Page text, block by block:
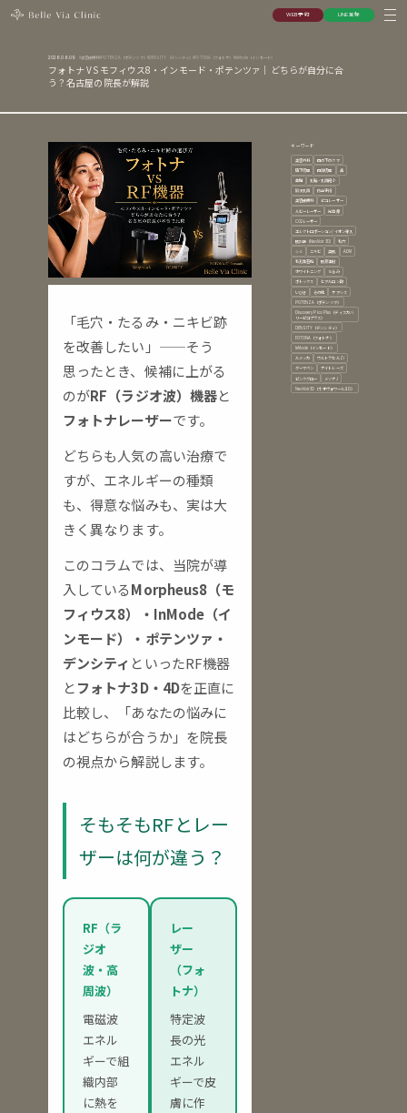
WEB予約
LINE登録
2026.06.09 美容皮膚科 POTENZA（ポテンツァ） DENSITY（デンシティ） FOTONA（フォトナ） InMode（インモード）
フォトナ VS モフィウス8・インモード・ポテンツァ｜どちらが自分に合
う？名古屋の院長が解説
「毛穴・たるみ・ニキビ跡
を改善したい」——そう
思ったとき、候補に上がる
のがRF（ラジオ波）機器と
フォトナレーザーです。
どちらも人気の高い治療で
すが、エネルギーの種類
も、得意な悩みも、実は大
きく異なります。
このコラムでは、当院が導
入しているMorpheus8（モ
フィウス8）・InMode（イ
ンモード）・ポテンツァ・
デンシティ といったRF機器
とフォトナ3D・4Dを正直に
比較し、「あなたの悩みに
はどちらが合うか」を院長
の視点から解説します。
そもそもRFとレー
ザーは何が違う？
RF（ラ
ジオ
波・高
周波）
電磁波
エネル
ギーで組
織内部
に熱を
レー
ザー
（フォ
トナ）
特定波
長の光
エネル
ギーで皮
膚に作
キーワード
美容外科
目の下のクマ
眉下切開
目頭切開
鼻
豊胸
乳輪・乳頭縮小
陥没乳頭
修正手術
美容皮膚科
ピコレーザー
ルビーレーザー
光治療
CO2レーザー
エレクトロポーション/イオン導入
肌診断（NeoVoir3D)
毛穴
シミ
ニキビ 美肌
ADM
毛孔性苔癬
肌育注射
ホワイトニング
たるみ
ボトックス
ヒアルロン酸
いびき
その他
ケアシス
POTENZA（ポテンツァ）
Discovery Pico Plus（ディスカバ
リーピコプラス）
DENSITY（デンシティ）
FOTONA（フォトナ）
InMode（インモード）
ルメッカ
ウルトラセルZi
ダーマペン
ナイトレーズ
ピンクグロー
メソナJ
NeoVoir3D（ネオヴォワール３D）